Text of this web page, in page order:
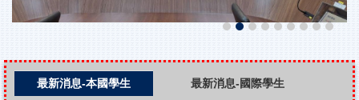
最新消息-本國學生 最新消息-國際學生